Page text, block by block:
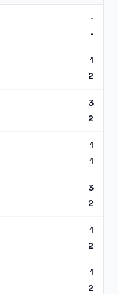
-
-
1
2
3
2
1
1
3
2
1
2
1
2